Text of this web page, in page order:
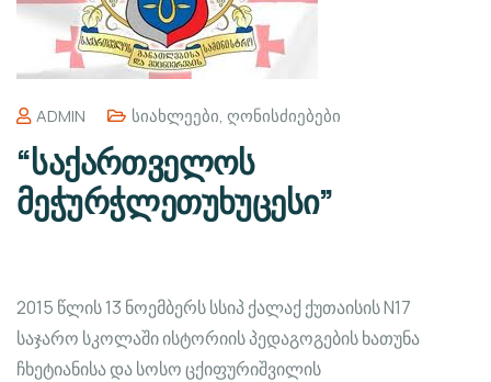
ADMIN Სიახლეები, Ღონისძიებები
“საქართველოს
მეჭურჭლეთუხუცესი”
2015 წლის 13 ნოემბერს სსიპ ქალაქ ქუთაისის N17
საჯარო სკოლაში ისტორიის პედაგოგების ხათუნა
ჩხეტიანისა და სოსო ცქიფურიშვილის